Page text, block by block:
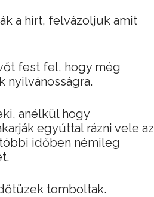
a hírt, felvázoljuk amit
fest fel, hogy még
nyilvánosságra.
anélkül hogy
egyúttal rázni vele az
időben némileg
tomboltak.